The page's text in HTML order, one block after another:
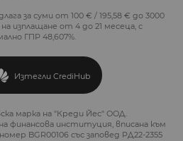
за суми от 100 € / 195,58 € до 3000
на изплащане от 4 до 21 месеца, с
ГПР 48,607%.
Изтегли CrediHub
марка на "Креди Йес" ООД.
финансова институция, вписана към
BGR00106 със заповед РД22-2355